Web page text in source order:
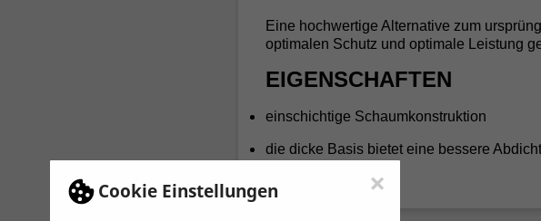
Cookie Einstellungen ×
Eine hochwertige Alternative zum
optimalen Schutz und optimale Leistung
EIGENSCHAFTEN
einschichtige Schaumkonstruktion
die dicke Basis bietet eine bessere